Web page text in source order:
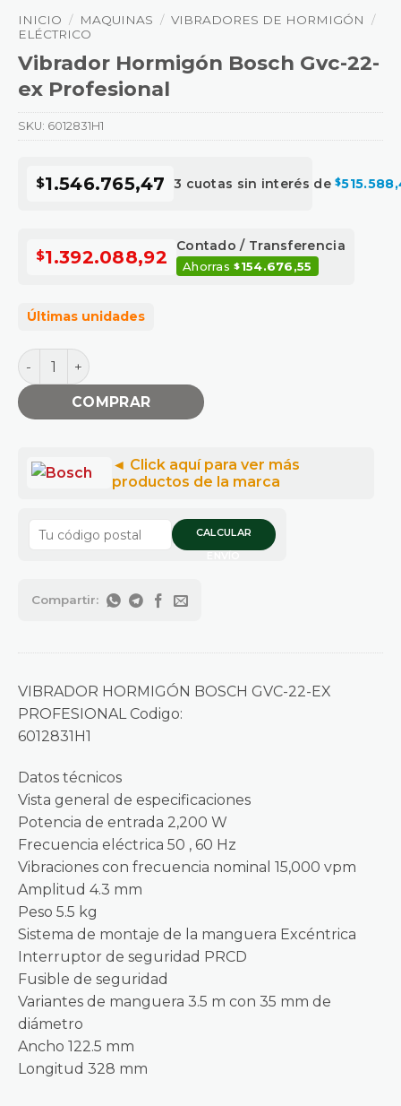
INICIO / MAQUINAS / VIBRADORES DE HORMIGÓN
/
ELÉCTRICO
Vibrador Hormigón Bosch Gvc-22-
ex Profesional
$1.546.765,47 3 cuotas sin interés de$
$1.392.088,92
Contado / Transferencia
Ahorras$154.676,55
VIBRADOR HORMIGÓN BOSCH GVC-22-EX
PROFESIONAL Codigo:
6012831H1
Datos técnicos
Vista general de especificaciones
Potencia de entrada 2,200 W
Frecuencia eléctrica 50 , 60 Hz
Vibraciones con frecuencia nominal 15,000 vpm
Amplitud 4.3 mm
Peso 5.5 kg
Sistema de montaje de la manguera Excéntrica
Interruptor de seguridad PRCD
Fusible de seguridad
Variantes de manguera 3.5 m con 35 mm de
diámetro
Ancho 122.5 mm
Longitud 328 mm
Últimas unidades
Vibrador Hormigón Bosch Gvc-22-ex Profesional
COMPRAR
CALCULAR
SKU: 6012831H1